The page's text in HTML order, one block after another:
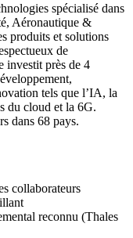
spécialisé dans
Aéronautique &
produits et solutions
de
investit près de 4
tels que l’IA, la
du cloud et la 6G.
dans 68 pays.
collaborateurs
reconnu (Thales